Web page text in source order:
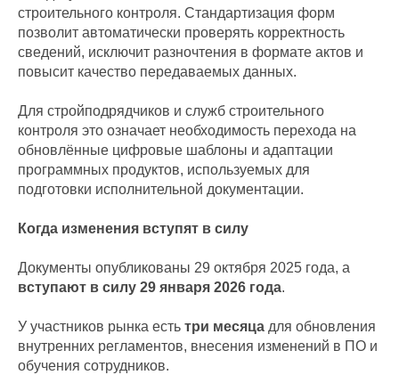
строительного контроля. Стандартизация форм
позволит автоматически проверять корректность
сведений, исключит разночтения в формате актов и
повысит качество передаваемых данных.
Для стройподрядчиков и служб строительного
контроля это означает необходимость перехода на
обновлённые цифровые шаблоны и адаптации
программных продуктов, используемых для
подготовки исполнительной документации.
Когда изменения вступят в силу
Документы опубликованы 29 октября 2025 года, а
вступают в силу 29 января 2026 года.
У участников рынка есть три месяца для обновления
внутренних регламентов, внесения изменений в ПО и
обучения сотрудников.